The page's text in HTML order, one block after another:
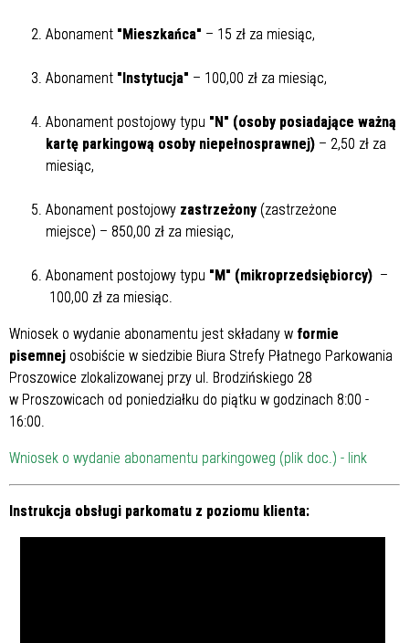
Abonament "Mieszkańca" – 15 zł za miesiąc,
Abonament "Instytucja" – 100,00 zł za miesiąc,
Abonament postojowy typu "N" (osoby posiadające ważną
kartę parkingową osoby niepełnosprawnej) – 2,50 zł za
miesiąc,
Abonament postojowy zastrzeżony (zastrzeżone
miejsce) – 850,00 zł za miesiąc,
Abonament postojowy typu "M" (mikroprzedsiębiorcy) –
100,00 zł za miesiąc.
Wniosek o wydanie abonamentu jest składany w formie
pisemnej osobiście w siedzibie Biura Strefy Płatnego Parkowania
Proszowice zlokalizowanej przy ul. Brodzińskiego 28
w Proszowicach od poniedziałku do piątku w godzinach 8:00 -
16:00.
Wniosek o wydanie abonamentu parkingoweg (plik doc.) - link
Instrukcja obsługi parkomatu z poziomu klienta: